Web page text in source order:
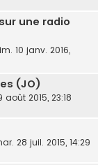
une radio
10 janv. 2016,
(JO)
2015, 23:18
28 juil. 2015, 14:29